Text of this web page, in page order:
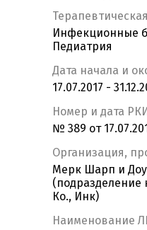
Инфекционные
Педиатрия
Дата начала и
17.07.2017 -
Номер и дата РКИ
№ 389 от
Организация,
Мерк Шарп и
Ко., Инк)
Наименование